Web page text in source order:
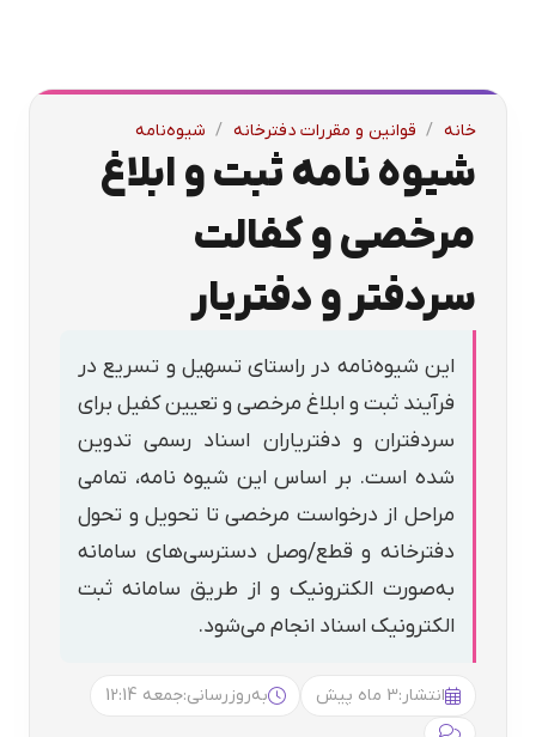
خانه / قوانین و مقررات دفترخانه / شیوه‌نامه
شیوه نامه ثبت و ابلاغ
مرخصی و کفالت
سردفتر و دفتریار
این شیوه‌نامه در راستای تسهیل و تسریع در
فرآیند ثبت و ابلاغ مرخصی و تعیین کفیل برای
سردفتران و دفتریاران اسناد رسمی تدوین
شده است. بر اساس این شیوه نامه، تمامی
مراحل از درخواست مرخصی تا تحویل و تحول
دفترخانه و قطع/وصل دسترسی‌های سامانه
به‌صورت الکترونیک و از طریق سامانه ثبت
الکترونیک اسناد انجام می‌شود.
انتشار:3 ماه پیش به‌روزرسانی:جمعه 12:14